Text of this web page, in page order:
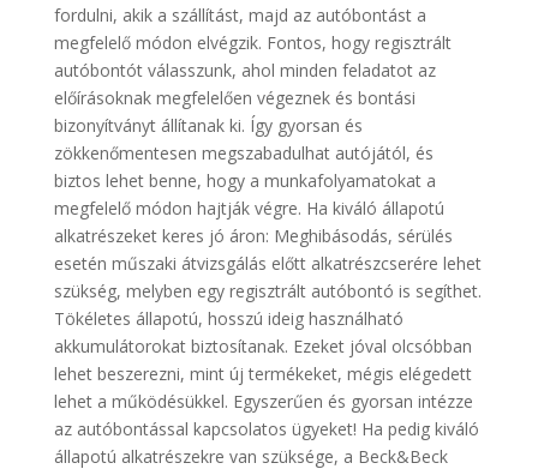
fordulni, akik a szállítást, majd az autóbontást a
megfelelő módon elvégzik. Fontos, hogy regisztrált
autóbontót válasszunk, ahol minden feladatot az
előírásoknak megfelelően végeznek és bontási
bizonyítványt állítanak ki. Így gyorsan és
zökkenőmentesen megszabadulhat autójától, és
biztos lehet benne, hogy a munkafolyamatokat a
megfelelő módon hajtják végre. Ha kiváló állapotú
alkatrészeket keres jó áron: Meghibásodás, sérülés
esetén műszaki átvizsgálás előtt alkatrészcserére lehet
szükség, melyben egy regisztrált autóbontó is segíthet.
Tökéletes állapotú, hosszú ideig használható
akkumulátorokat biztosítanak. Ezeket jóval olcsóbban
lehet beszerezni, mint új termékeket, mégis elégedett
lehet a működésükkel. Egyszerűen és gyorsan intézze
az autóbontással kapcsolatos ügyeket! Ha pedig kiváló
állapotú alkatrészekre van szüksége, a Beck&Beck